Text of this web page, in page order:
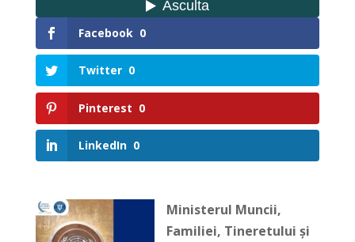
Facebook 0
Twitter 0
Pinterest 0
LinkedIn 0
Ministerul Muncii,
Familiei, Tineretului și